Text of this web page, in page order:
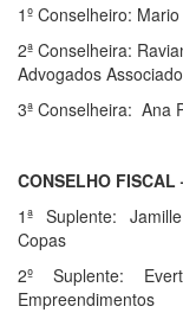
1º Conselheiro:
2ª Conselheira:
Advogados
3ª Conselheira: Ana
CONSELHO
1ª Suplente:
Copas
2º Suplente:
Empreendimentos